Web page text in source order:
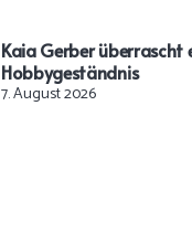
Kaia Gerber überrascht
Hobbygeständnis
7. August 2026